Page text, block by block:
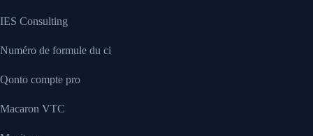
IES Consulting
Numéro de formule du ci
Qonto compte pro
Macaron VTC